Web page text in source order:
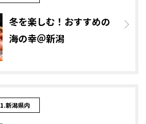
冬を楽しむ！おすすめの
海の幸＠新潟
1.新潟県内